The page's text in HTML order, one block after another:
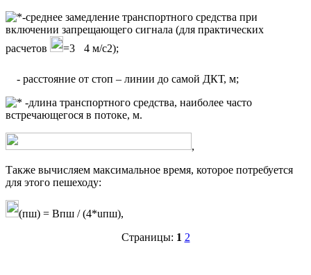
-среднее замедление транспортного средства при
включении запрещающего сигнала (для практических
расчетов
=3 4 м/с2);
- расстояние от стоп – линии до самой ДКТ, м;
-длина транспортного средства, наиболее часто
встречающегося в потоке, м.
,
Также вычисляем максимальное время, которое потребуется
для этого пешеходу:
(пш) = Впш / (4*uпш),
Страницы: 1 2